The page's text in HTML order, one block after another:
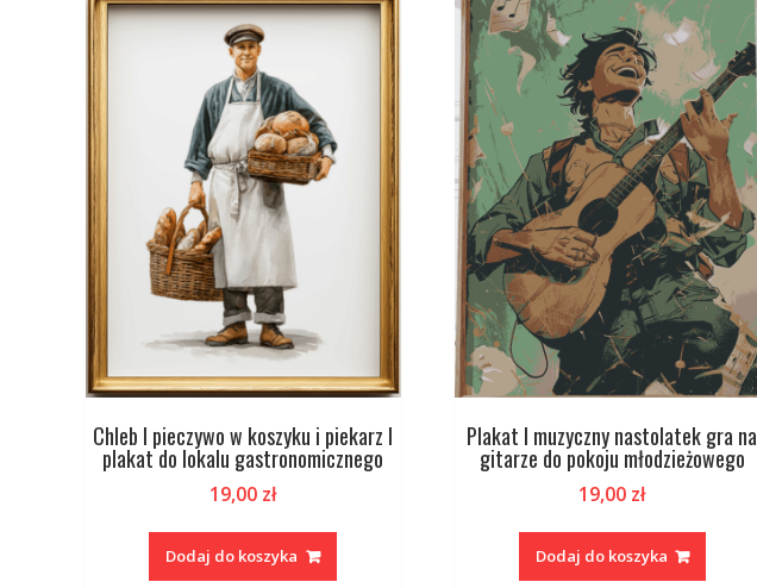
Chleb I pieczywo w koszyku i piekarz I
plakat do lokalu gastronomicznego
19,00 zł
Dodaj do koszyka
Plakat I muzyczny nastolatek gra na
gitarze do pokoju młodzieżowego
19,00 zł
Dodaj do koszyka